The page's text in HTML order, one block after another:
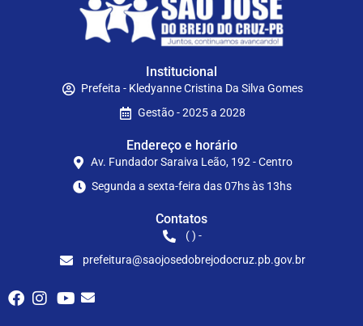
Institucional
Prefeita - Kledyanne Cristina Da Silva Gomes
Gestão - 2025 a 2028
Endereço e horário
Av. Fundador Saraiva Leão, 192 - Centro
Segunda a sexta-feira das 07hs às 13hs
Contatos
( ) -
prefeitura@saojosedobrejodocruz.pb.gov.br